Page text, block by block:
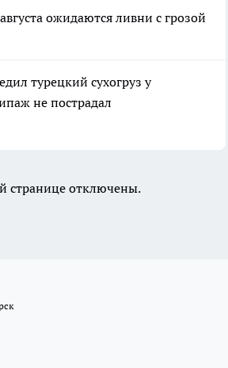
ожидаются ливни с грозой
турецкий сухогруз у
не пострадал
странице отключены.